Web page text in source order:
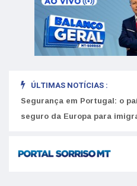
ÚLTIMAS NOTÍCIAS :
Segurança em Portugal: o
seguro da Europa para